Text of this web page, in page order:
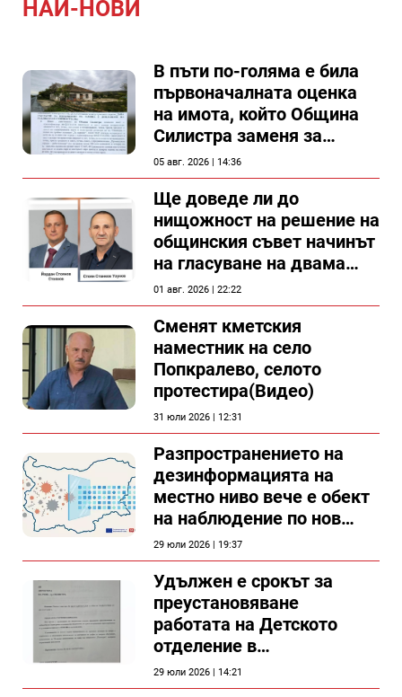
НАЙ-НОВИ
В пъти по-голяма е била
първоначалната оценка
на имота, който Община
Силистра заменя за
спирка, показват
документи
05 авг. 2026 | 14:36
Ще доведе ли до
нищожност на решение на
общинския съвет начинът
на гласуване на двама
съветници в Силистра?
01 авг. 2026 | 22:22
Сменят кметския
наместник на село
Попкралево, селото
протестира(Видео)
31 юли 2026 | 12:31
Разпространението на
дезинформацията на
местно ниво вече е обект
на наблюдение по нов
проект
29 юли 2026 | 19:37
Удължен е срокът за
преустановяване
работата на Детското
отделение в
силистренската болница
29 юли 2026 | 14:21